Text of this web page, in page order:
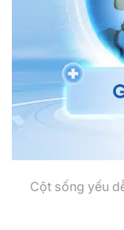
Cột sống yếu